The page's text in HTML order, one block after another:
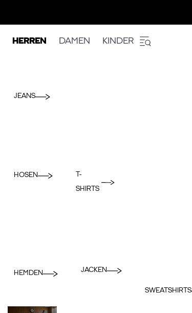
HERREN DAMEN KINDER
JEANS
HOSEN
T-
SHIRTS
HEMDEN JACKEN
SWEATSHIRTS